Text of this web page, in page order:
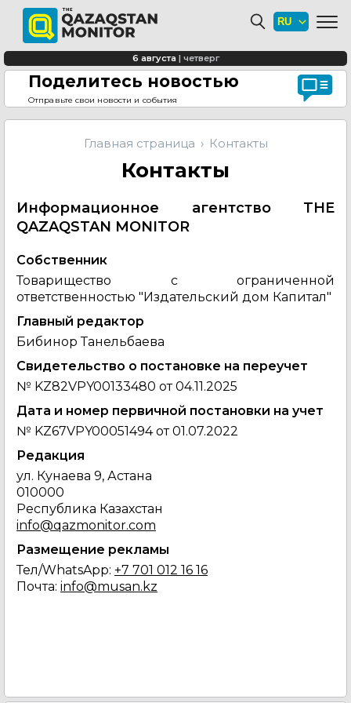
Поделитесь новостью
Отправьте свои новости и события
6 августа | четверг
Главная страница Контакты
Контакты
Информационное агентство THE
QAZAQSTAN MONITOR
Собственник
Товарищество с ограниченной
ответственностью "Издательский дом Капитал"
Главный редактор
Бибинор Танельбаева
Свидетельство о постановке на переучет
№ KZ82VPY00133480 от 04.11.2025
Дата и номер первичной постановки на учет
№ KZ67VPY00051494 от 01.07.2022
Редакция
ул. Кунаева 9, Астана
010000
Республика Казахстан
info@qazmonitor.com
Размещение рекламы
Тел/WhatsApp: +7 701 012 16 16
Почта: info@musan.kz